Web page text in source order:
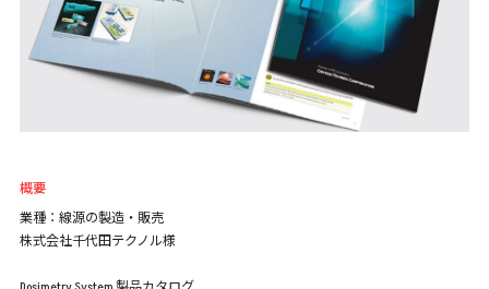
概要
業種：線源の製造・販売
株式会社千代田テクノル様